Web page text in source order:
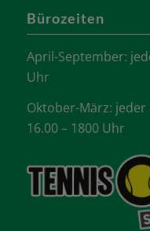
Bürozeiten
April-September:
Uhr
Oktober-März:
16.00 – 1800 Uhr